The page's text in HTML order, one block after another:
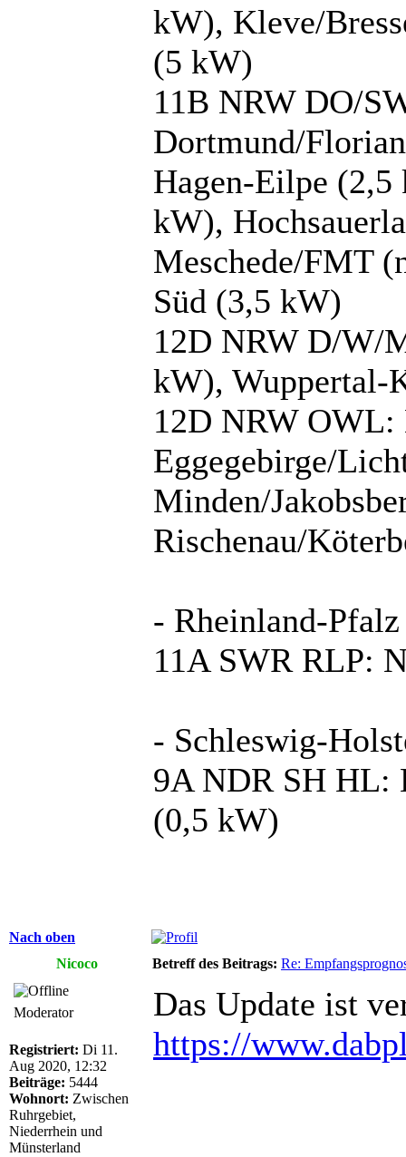
kW), Kleve/
(5 kW)
11B NRW DO/
Dortmund/
Hagen-Eilpe
kW),
Meschede/FMT
Süd (3,5 kW)
12D NRW D/W/
kW), Wuppertal-
12D NRW
Eggegebirge/
Minden/
Rischenau/
- Rheinland-
11A SWR RLP:
- Schleswig-
9A NDR SH HL:
(0,5 kW)
Nach oben
Nicoco
Betreff des Beitrags: Re:
Moderator
Registriert: Di 11.
Aug 2020, 12:32
Beiträge: 5444
Wohnort: Zwischen
Ruhrgebiet,
Niederrhein und
Münsterland
Das Update ist
https://